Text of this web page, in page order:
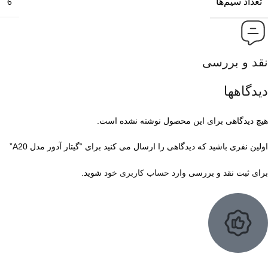
نقد و بررسی
دیدگاهها
هیچ دیدگاهی برای این محصول نوشته نشده است.
اولین نفری باشید که دیدگاهی را ارسال می کنید برای “گیتار آدور مدل A20”
برای ثبت نقد و بررسی وارد حساب کاربری خود شوید.